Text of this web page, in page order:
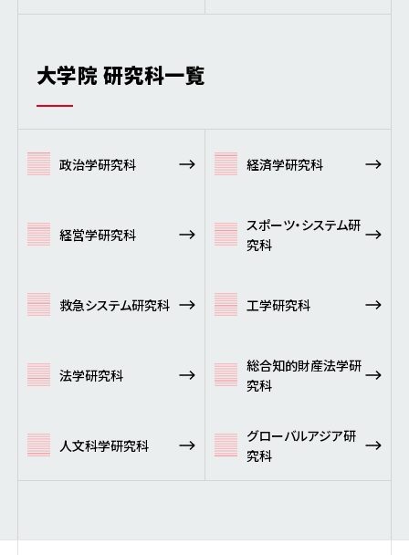
大学院 研究科一覧
政治学研究科 経済学研究科
経営学研究科
スポーツ・システム研
究科
救急システム研究科 工学研究科
法学研究科
総合知的財産法学研
究科
人文科学研究科
グローバルアジア研
究科